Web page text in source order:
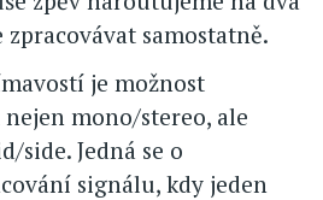
samostatně.
je možnost
mono/stereo, ale
side. Jedná se o
signálu, kdy jeden